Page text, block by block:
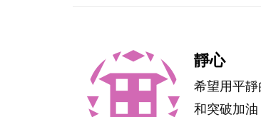
靜心
希望用平
和突破加油